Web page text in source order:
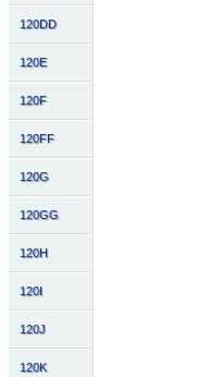
120DD
120E
120F
120FF
120G
120GG
120H
120I
120J
120K